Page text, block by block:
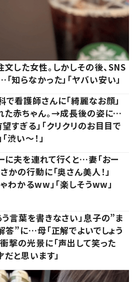
した女性。しかしその後、SNS
知らなかった」「ヤバい安い」
で看護師さんに「綺麗なお顔」
た赤ちゃん。→成長後の姿に…
望すぎる」「クリクリのお目目で
渋い～！」
に夫を連れて行くと…妻「おー
かの行動に「奥さん美人！」
ゃわかるww」「楽しそうww」
う言葉を書きなさい」息子の”ま
答”に…母「正解でよいでしょう
撃の光景に「声出して笑った
だと思います」